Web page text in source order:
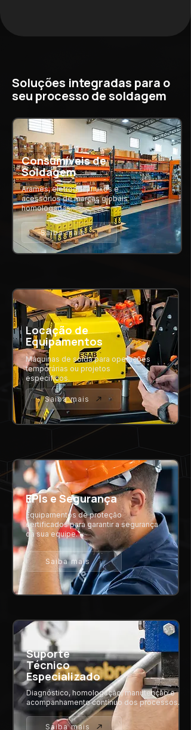
Soluções integradas para o
seu processo de soldagem
Consumíveis de
Soldagem
Arames, eletrodos, fluxos e
acessórios de marcas globais
homologadas.
Saiba mais
Locação de
Equipamentos
Máquinas de solda para operações
temporárias ou projetos
específicos.
Saiba mais
EPIs e Segurança
Equipamentos de proteção
certificados para garantir a segurança
da sua equipe.
Saiba mais
Suporte
Técnico
Especializado
Diagnóstico, homologação, manutenção e
acompanhamento contínuo dos processos.
Saiba mais